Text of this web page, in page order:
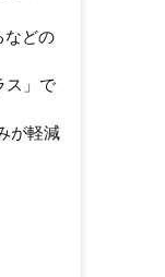
などの
ス」で
が軽減